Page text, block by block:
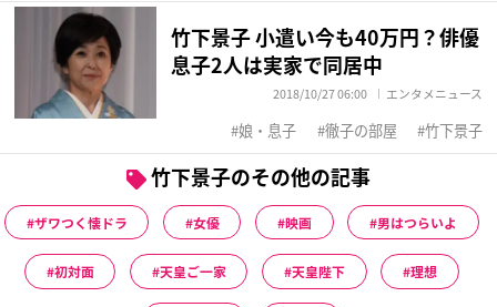
竹下景子 小遣い今も40万円？俳優
息子2人は実家で同居中
2018/10/27 06:00 エンタメニュース
娘・息子 徹子の部屋 竹下景子
竹下景子のその他の記事
ザワつく懐ドラ 女優 映画 男はつらいよ
初対面 天皇ご一家 天皇陛下 理想